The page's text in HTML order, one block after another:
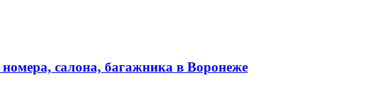
салона, багажника в Воронеже